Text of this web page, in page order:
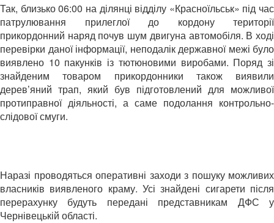
Так, близько 06:00 на ділянці відділу «Красноїльськ» під час
патрулювання прилеглої до кордону території
прикордонний наряд почув шум двигуна автомобіля. В ході
перевірки даної інформації, неподалік державної межі було
виявлено 10 пакунків із тютюновими виробами. Поряд зі
знайденим товаром прикордонники також виявили
дерев’яний трап, який був підготовлений для можливої
протиправної діяльності, а саме подолання контрольно-
слідової смуги.
Наразі проводяться оперативні заходи з пошуку можливих
власників виявленого краму. Усі знайдені сигарети після
перерахунку будуть передані представникам ДФС у
Чернівецькій області.